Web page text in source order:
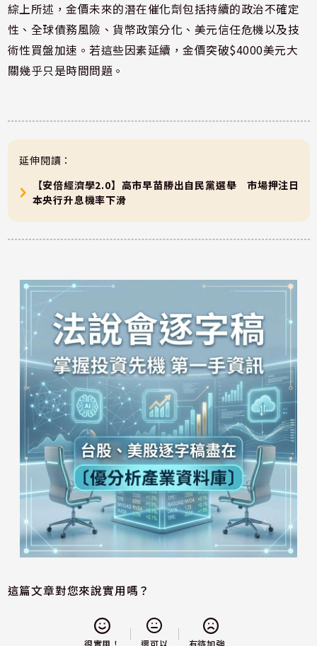
綜上所述，金價未來的潛在催化劑包括持續的政治不確定
性、全球債務風險、貨幣政策分化、美元信任危機以及技
術性買盤加速。若這些因素延續，金價突破$4000美元大
關幾乎只是時間問題。
延伸閱讀：
【安倍經濟學2.0】高市早苗勝出自民黨選舉 市場押注日
本央行升息機率下滑
這篇文章對您來說實用嗎？